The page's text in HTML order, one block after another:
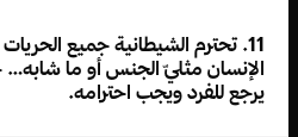
11. تحترم الشيطانية جميع
الإنسان مثليّ الجنس أو ما شابه…
يرجع للفرد ويجب احترامه.